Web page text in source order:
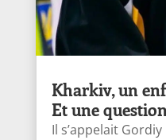
Kharkiv, un
Et une
Il s’appelait